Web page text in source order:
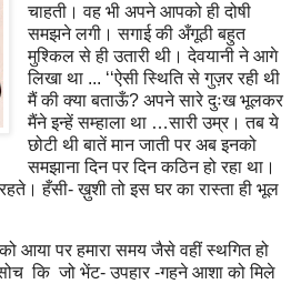
चाहती। वह भी अपने आपको ही दोषी
समझने लगी। सगाई की अँगूठी बहुत
मुश्किल से ही उतारी थी। देवयानी ने आगे
लिखा था ... ‘‘ऐसी स्थिति से गुज़र रही थी
मैं की क्या बताऊँ? अपने सारे दुःख भूलकर
मैंने इन्हें सम्हाला था …सारी उम्र। तब ये
छोटी थी बातें मान जाती पर अब इनको
समझाना दिन पर दिन कठिन हो रहा था।
हँसी- ख़ुशी तो इस घर का रास्ता ही भूल
आया पर हमारा समय जैसे वहीं स्थगित हो
कि जो भेंट- उपहार -गहने आशा को मिले